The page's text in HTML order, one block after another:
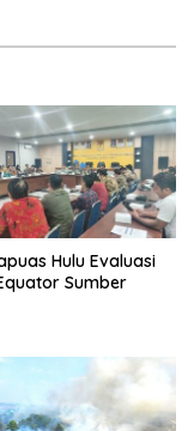
Hulu Evaluasi
Sumber